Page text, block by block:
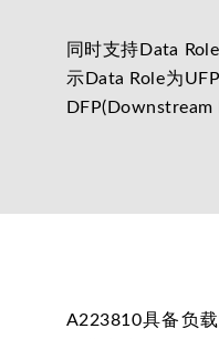
同时支持Data
示Data Role为
DFP(Downstream
A223810具备负